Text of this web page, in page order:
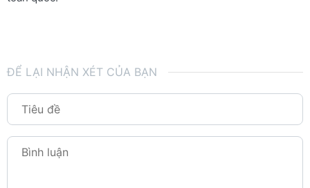
ĐỂ LẠI NHẬN XÉT CỦA BẠN